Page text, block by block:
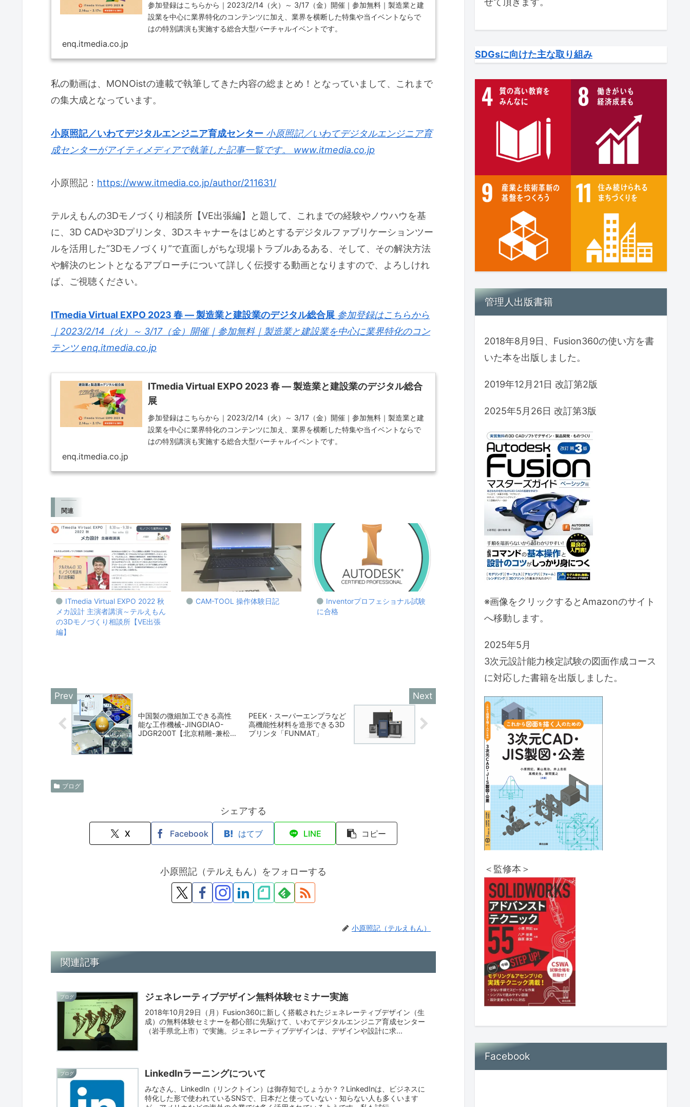
参加登録はこちらから｜2023/2/14（火）～ 3/17（金）開催｜参加無料｜製造業と建
設業を中心に業界特化のコンテンツに加え、業界を横断した特集や当イベントならで
はの特別講演も実施する総合大型バーチャルイベントです。
enq.itmedia.co.jp
私の動画は、MONOistの連載で執筆してきた内容の総まとめ！となっていまして、これまで
の集大成となっています。
小原照記／いわてデジタルエンジニア育成センター 小原照記／いわてデジタルエンジニア育
成センターがアイティメディアで執筆した記事一覧です。
www.itmedia.co.jp
小原照記： https://www.itmedia.co.jp/author/211631/
テルえもんの3Dモノづくり相談所【VE出張編】と題して、これまでの経験やノウハウを基
に、3D CADや3Dプリンタ、3Dスキャナーをはじめとするデジタルファブリケーションツー
ルを活用した“3Dモノづくり”で直面しがちな現場トラブルあるある、そして、その解決方法
や解決のヒントとなるアプローチについて詳しく伝授する動画となりますので、よろしけれ
ば、ご視聴ください。
ITmedia Virtual EXPO 2023 春 ― 製造業と建設業のデジタル総合展 参加登録はこちらから
｜2023/2/14（火）～ 3/17（金）開催｜参加無料｜製造業と建設業を中心に業界特化のコン
テンツ enq.itmedia.co.jp
ITmedia Virtual EXPO 2023 春 ― 製造業と建設業のデジタル総合
展
参加登録はこちらから｜2023/2/14（火）～ 3/17（金）開催｜参加無料｜製造業と建
設業を中心に業界特化のコンテンツに加え、業界を横断した特集や当イベントならで
はの特別講演も実施する総合大型バーチャルイベントです。
enq.itmedia.co.jp
関連
ITmedia Virtual EXPO 2022 秋
メカ設計 主演者講演～テルえもん
の3Dモノづくり相談所【VE出張
編】
CAM-TOOL 操作体験日記
Inventorプロフェショナル試験
に合格
中国製の微細加工できる高性
能な工作機械-JINGDIAO-
JDGR200T【北京精雕-兼松
PEEK・スーパーエンプラなど
高機能性材料を造形できる3D
プリンタ「FUNMAT」
ブログ
シェアする
X Facebook はてブ LINE コピー
小原照記（テルえもん）をフォローする
小原照記（テルえもん）
関連記事
ブログ ジェネレーティブデザイン無料体験セミナー実施
2018年10月29日（月）Fusion360に新しく搭載されたジェネレーティブデザイン（生
成）の無料体験セミナーを都心部に先駆けて、いわてデジタルエンジニア育成センター
（岩手県北上市）で実施。ジェネレーティブデザインは、デザインや設計に求...
ブログ LinkedInラーニングについて
みなさん、LinkedIn（リンクトイン）は御存知でしょうか？？LinkedInは、ビジネスに
特化した形で使われているSNSで、日本だと使っていない・知らない人も多くいます
SDGsに向けた主な取り組み
管理人出版書籍
2018年8月9日、Fusion360の使い方を書
いた本を出版しました。
2019年12月21日 改訂第2版
2025年5月26日 改訂第3版
※画像をクリックするとAmazonのサイト
へ移動します。
2025年5月
3次元設計能力検定試験の図面作成コース
に対応した書籍を出版しました。
＜監修本＞
Facebook